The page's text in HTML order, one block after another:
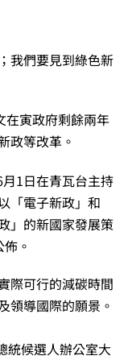
我們要見到綠色新
在寅政府剩餘兩年
政等改革。
月1日在青瓦台主持
「電子新政」和
」的新國家發展策
。
際可行的減碳時間
領導國際的願景。